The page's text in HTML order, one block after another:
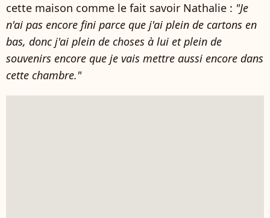
cette maison comme le fait savoir Nathalie : "Je
n'ai pas encore fini parce que j'ai plein de cartons en
bas, donc j'ai plein de choses à lui et plein de
souvenirs encore que je vais mettre aussi encore dans
cette chambre."